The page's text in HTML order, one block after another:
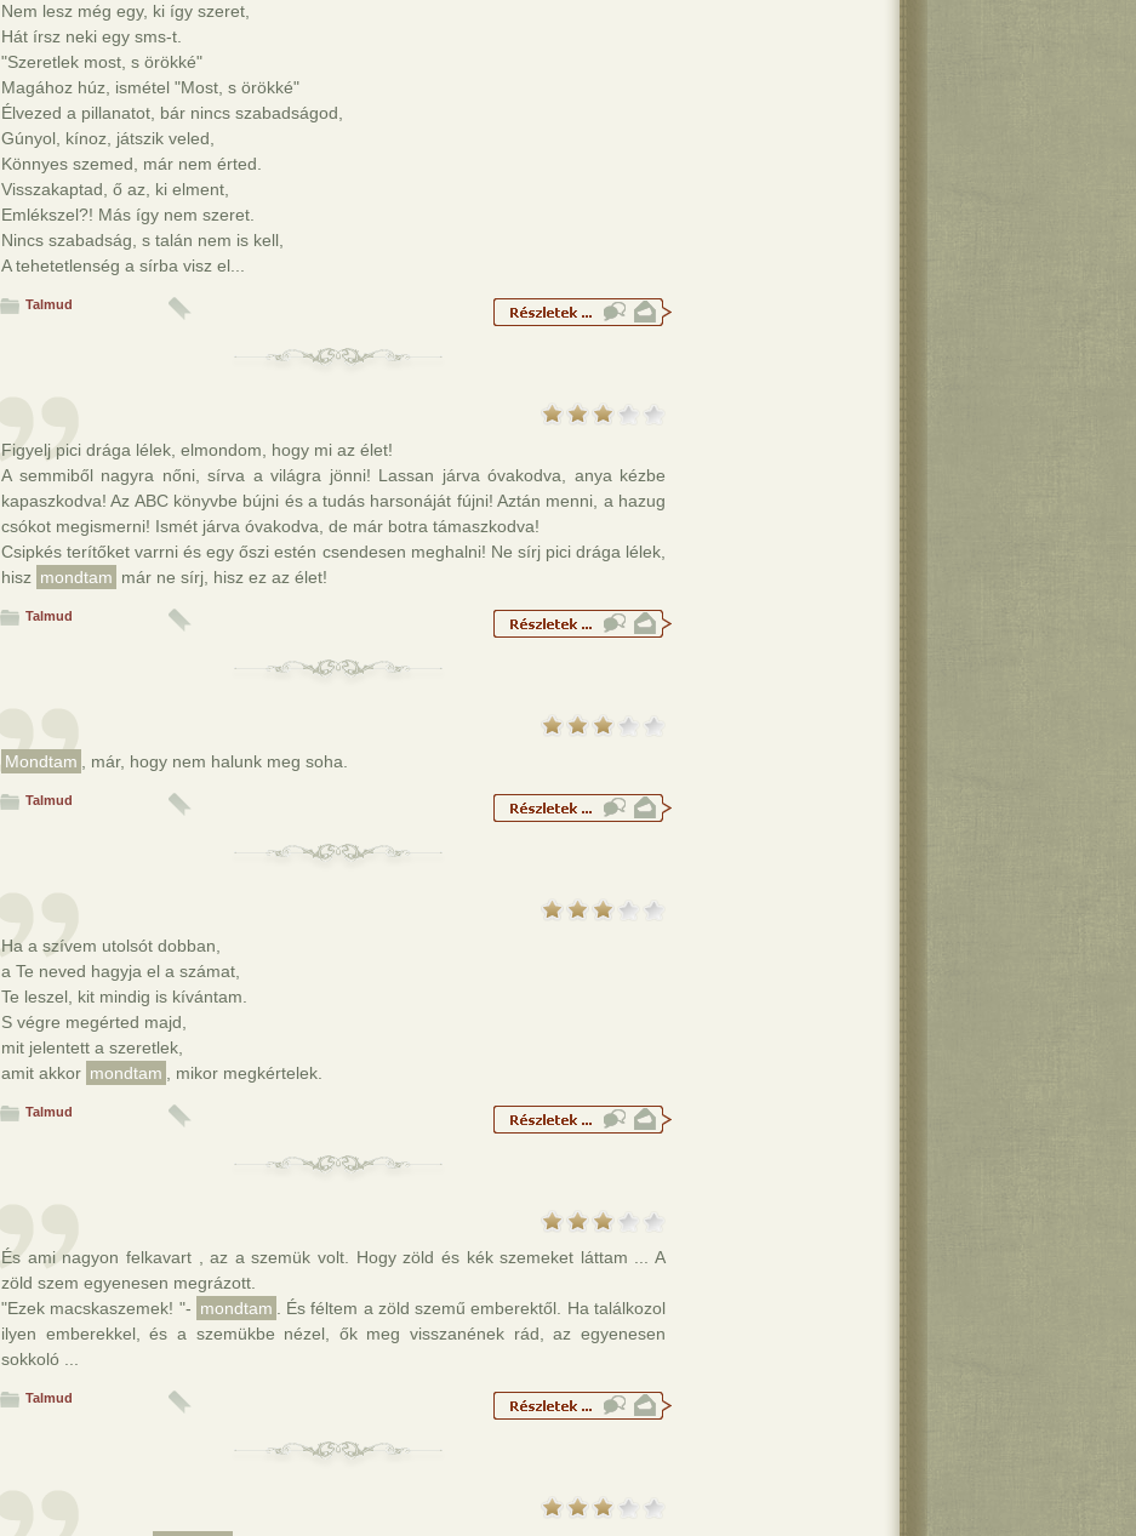
Nem lesz még egy, ki így szeret,
Hát írsz neki egy sms-t.
"Szeretlek most, s örökké"
Magához húz, ismétel "Most, s örökké"
Élvezed a pillanatot, bár nincs szabadságod,
Gúnyol, kínoz, játszik veled,
Könnyes szemed, már nem érted.
Visszakaptad, ő az, ki elment,
Emlékszel?! Más így nem szeret.
Nincs szabadság, s talán nem is kell,
A tehetetlenség a sírba visz el...
Talmud
Figyelj pici drága lélek, elmondom, hogy mi az élet!
A semmiből nagyra nőni, sírva a világra jönni! Lassan járva óvakodva, anya kézbe
kapaszkodva! Az ABC könyvbe bújni és a tudás harsonáját fújni! Aztán menni, a hazug
csókot megismerni! Ismét járva óvakodva, de már botra támaszkodva!
Csipkés terítőket varrni és egy őszi estén csendesen meghalni! Ne sírj pici drága lélek,
hisz mondtam már ne sírj, hisz ez az élet!
Talmud
Mondtam , már, hogy nem halunk meg soha.
Talmud
Ha a szívem utolsót dobban,
a Te neved hagyja el a számat,
Te leszel, kit mindig is kívántam.
S végre megérted majd,
mit jelentett a szeretlek,
amit akkor mondtam , mikor megkértelek.
Talmud
És ami nagyon felkavart , az a szemük volt. Hogy zöld és kék szemeket láttam ... A
zöld szem egyenesen megrázott.
"Ezek macskaszemek! "- mondtam
. És féltem a zöld szemű emberektől. Ha találkozol
ilyen emberekkel, és a szemükbe nézel, ők meg visszanének rád, az egyenesen
sokkoló ...
Talmud